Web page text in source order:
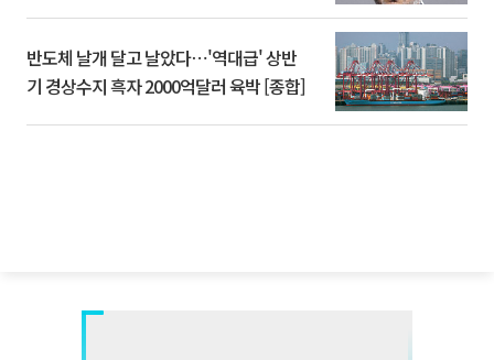
반도체 날개 달고 날았다⋯'역대급' 상반
기 경상수지 흑자 2000억달러 육박 [종합]